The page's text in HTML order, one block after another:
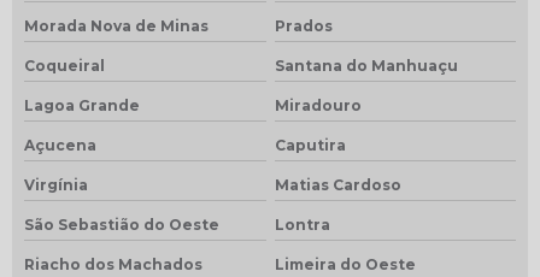
Morada Nova de Minas Prados
Coqueiral Santana do Manhuaçu
Lagoa Grande Miradouro
Açucena Caputira
Virgínia Matias Cardoso
São Sebastião do Oeste Lontra
Riacho dos Machados Limeira do Oeste